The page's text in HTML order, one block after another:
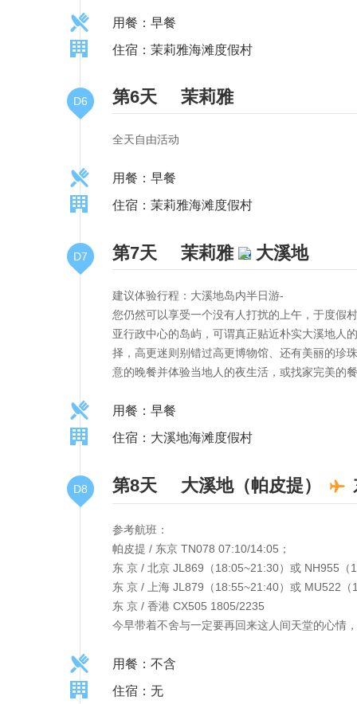
用餐：早餐
住宿：茉莉雅海滩度假村
D6 第6天 茉莉雅
全天自由活动
用餐：早餐
住宿：茉莉雅海滩度假村
D7 第7天 茉莉雅 大溪地
建议体验行程：大溪地岛内半日游-
您仍然可以享受一个没有人打扰的上午，于度假
亚行政中心的岛屿，可谓真正贴近朴实大溪地人
择，高更迷则别错过高更博物馆、还有美丽的珍
意的晚餐并体验当地人的夜生活，或找家完美的
用餐：早餐
住宿：大溪地海滩度假村
D8 第8天 大溪地（帕皮提）
参考航班：
帕皮提 / 东京 TN078 07:10/14:05；
东 京 / 北京 JL869（18:05~21:30）或 NH955（
东 京 / 上海 JL879（18:55~21:40）或 MU522
东 京 / 香港 CX505 1805/2235
今早带着不舍与一定要再回来这人间天堂的心情
用餐：不含
住宿：无